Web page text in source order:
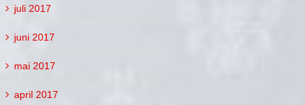
juli 2017
juni 2017
mai 2017
april 2017